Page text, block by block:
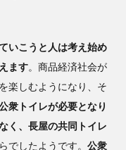
いこうと人は考え始め
ます。商品経済社会が
楽しむようになり、そ
衆トイレが必要となり
く、長屋の共同トイレ
でしたようです。 公衆